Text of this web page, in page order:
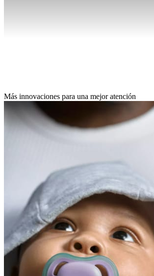
Más innovaciones para una mejor atención